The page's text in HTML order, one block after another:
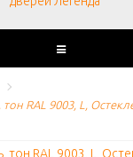
RAL 9003, L,